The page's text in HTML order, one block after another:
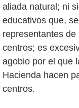
aliada natural; ni
educativos que,
representantes
centros; es
agobio por el que
Hacienda hacen
centros.